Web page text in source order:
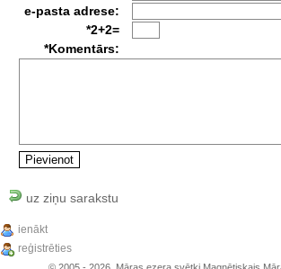
e-pasta adrese:
*2+2=
*Komentārs:
uz ziņu sarakstu
ienākt
reģistrēties